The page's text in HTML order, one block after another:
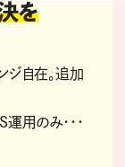
を
ジ自在。追加
用のみ・・・